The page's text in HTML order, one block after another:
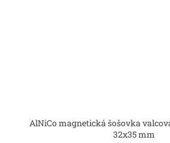
AlNiCo magnetická šošovka
32x35 mm